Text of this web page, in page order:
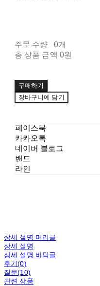
주문 수량
0개
총 상품 금액 0원
구매하기
장바구니에 담기
페이스북
카카오톡
네이버 블로그
밴드
라인
상세 설명 머리글
상세 설명
상세 설명 바닥글
후기(0)
질문(10)
관련 상품